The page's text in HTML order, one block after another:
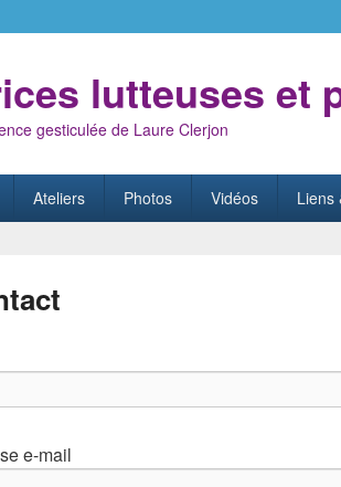
lutteuses et
gesticulée de Laure Clerjon
Ateliers Photos Vidéos Liens
e-mail